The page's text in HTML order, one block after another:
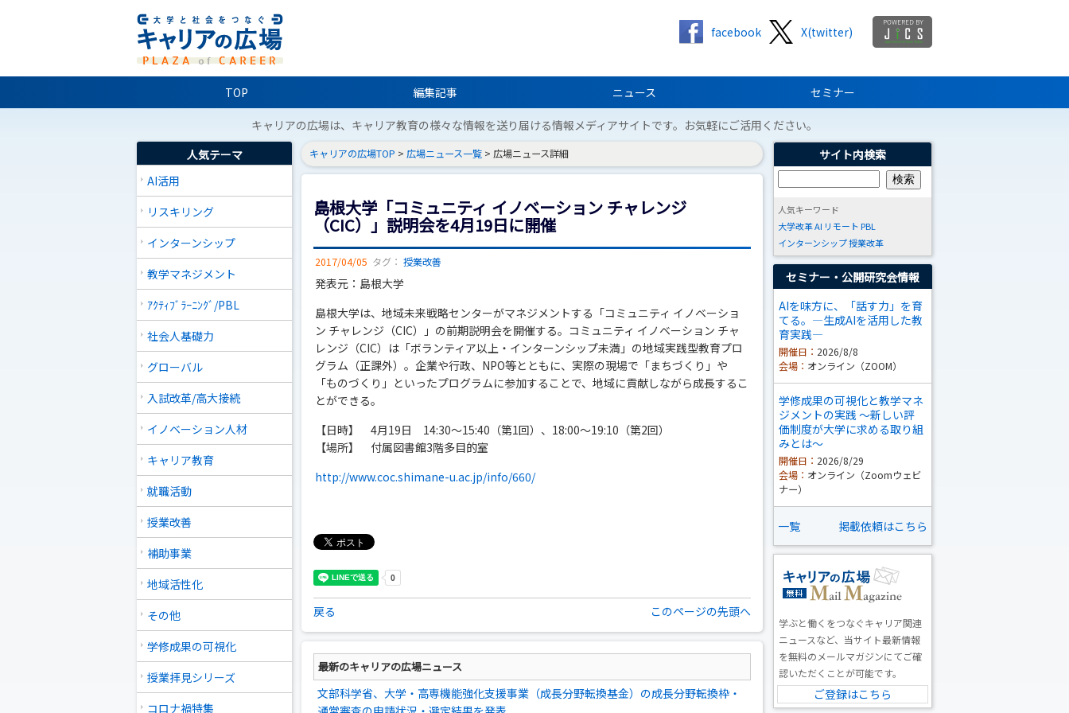
X(twitter)
facebook
TOP 編集記事 ニュース セミナー
キャリアの広場は、キャリア教育の様々な情報を送り届ける情報メディアサイトです。お気軽にご活用ください。
人気テーマ
AI活用
リスキリング
インターンシップ
教学マネジメント
ｱｸﾃｨﾌﾞﾗｰﾆﾝｸﾞ/PBL
社会人基礎力
グローバル
入試改革/高大接続
イノベーション人材
キャリア教育
就職活動
授業改善
補助事業
地域活性化
その他
学修成果の可視化
授業拝見シリーズ
コロナ禍特集
キャリアの広場TOP > 広場ニュース一覧 > 広場ニュース詳細
島根大学「コミュニティ イノベーション チャレンジ
（CIC）」説明会を4月19日に開催
2017/04/05 タグ： 授業改善
発表元：島根大学
島根大学は、地域未来戦略センターがマネジメントする「コミュニティ イノベーショ
ン チャレンジ（CIC）」の前期説明会を開催する。コミュニティ イノベーション チャ
レンジ（CIC）は「ボランティア以上・インターンシップ未満」の地域実践型教育プロ
グラム（正課外）。企業や行政、NPO等とともに、実際の現場で「まちづくり」や
「ものづくり」といったプログラムに参加することで、地域に貢献しながら成長するこ
とができる。
【日時】 4月19日 14:30～15:40（第1回）、18:00～19:10（第2回）
【場所】 付属図書館3階多目的室
http://www.coc.shimane-u.ac.jp/info/660/
戻る このページの先頭へ
最新のキャリアの広場ニュース
文部科学省、大学・高専機能強化支援事業（成長分野転換基金）の成長分野転換枠・
サイト内検索
人気キーワード
大学改革AI リモート PBL
インターンシップ授業改革
セミナー・公開研究会情報
AIを味方に、「話す力」を育
てる。―生成AIを活用した教
育実践―
開催日： 2026/8/8
会場： オンライン（ZOOM）
学修成果の可視化と教学マネ
ジメントの実践 ～新しい評
価制度が大学に求める取り組
みとは～
開催日： 2026/8/29
会場： オンライン（Zoomウェビ
ナー）
一覧 掲載依頼はこちら
学ぶと働くをつなぐキャリア関連
ニュースなど、当サイト最新情報
を無料のメールマガジンにてご確
認いただくことが可能です。
ご登録はこちら